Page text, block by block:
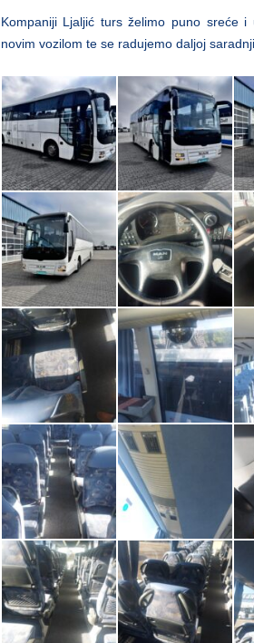
Kompaniji Ljaljić turs želimo puno sreće
novim vozilom te se radujemo daljoj